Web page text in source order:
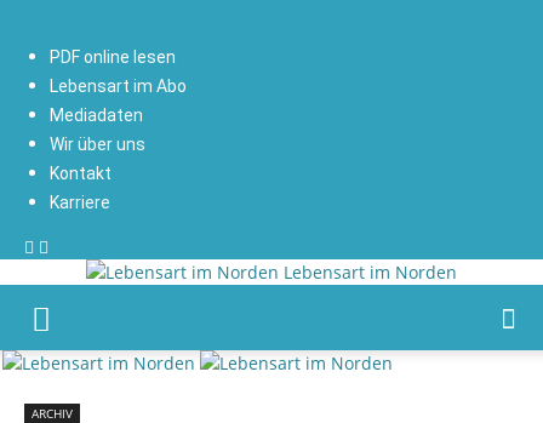
PDF online lesen
Lebensart im Abo
Mediadaten
Wir über uns
Kontakt
Karriere
Lebensart im Norden
ARCHIV